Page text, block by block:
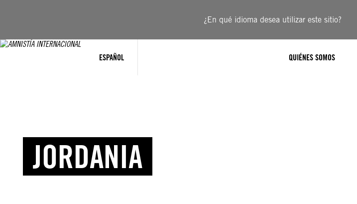
¿En qué idioma desea utilizar este sitio?
ESPAÑOL QUIÉNES SOMOS
JORDANIA